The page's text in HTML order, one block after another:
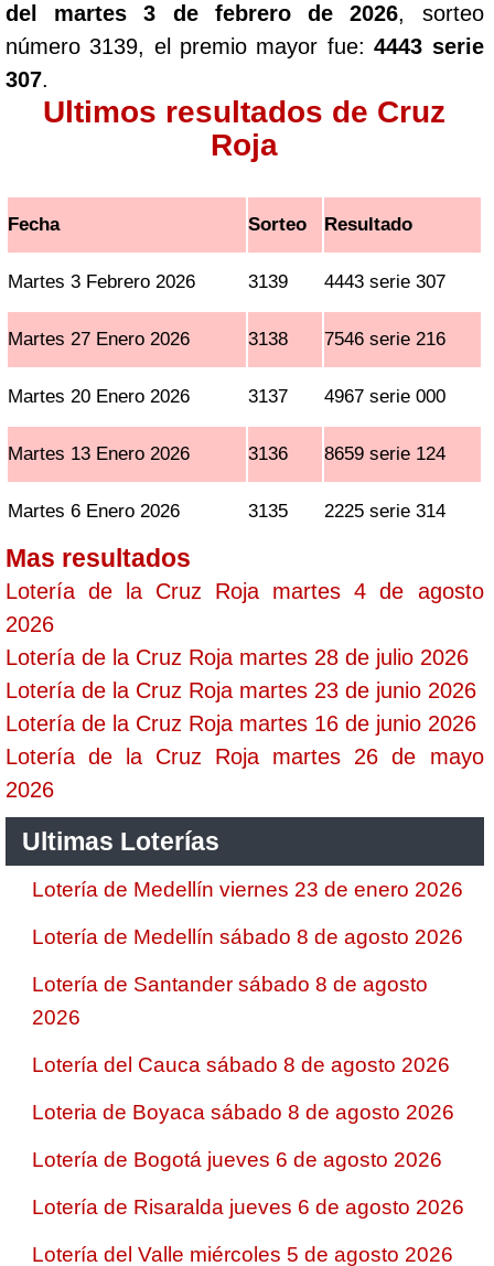
del martes 3 de febrero de 2026, sorteo
número 3139, el premio mayor fue:4443 serie
307.
Ultimos resultados de Cruz
Roja
Fecha Sorteo Resultado
Martes 3 Febrero 2026 3139 4443 serie 307
Martes 27 Enero 2026 3138 7546 serie 216
Martes 20 Enero 2026 3137 4967 serie 000
Martes 13 Enero 2026 3136 8659 serie 124
Martes 6 Enero 2026 3135 2225 serie 314
Mas resultados
Lotería de la Cruz Roja martes 4 de agosto
2026
Lotería de la Cruz Roja martes 28 de julio 2026
Lotería de la Cruz Roja martes 23 de junio 2026
Lotería de la Cruz Roja martes 16 de junio 2026
Lotería de la Cruz Roja martes 26 de mayo
2026
Ultimas Loterías
Lotería de Medellín viernes 23 de enero 2026
Lotería de Medellín sábado 8 de agosto 2026
Lotería de Santander sábado 8 de agosto
2026
Lotería del Cauca sábado 8 de agosto 2026
Loteria de Boyaca sábado 8 de agosto 2026
Lotería de Bogotá jueves 6 de agosto 2026
Lotería de Risaralda jueves 6 de agosto 2026
Lotería del Valle miércoles 5 de agosto 2026